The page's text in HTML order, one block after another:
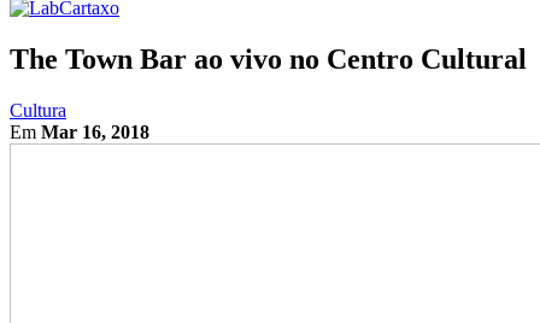
The Town Bar ao vivo no Centro Cultural
Cultura
Em Mar 16, 2018